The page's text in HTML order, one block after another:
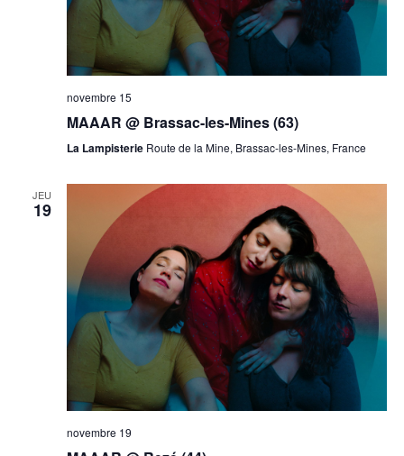
novembre 15
MAAAR @ Brassac-les-Mines (63)
La Lampisterie Route de la Mine, Brassac-les-Mines, France
JEU
19
novembre 19